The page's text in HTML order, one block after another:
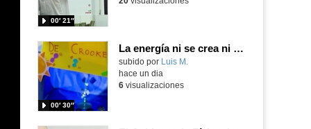
00′ 21″
La energía ni se crea ni se destruye... ¡se experimenta! El Tierno en la Feria Madrid es Ciencia 2026
Contenido educativo.
subido por Luis M.
00′ 30″
hace un dia
6visualizaciones